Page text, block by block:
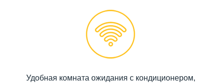
Удобная комната ожидания с кондиционером,